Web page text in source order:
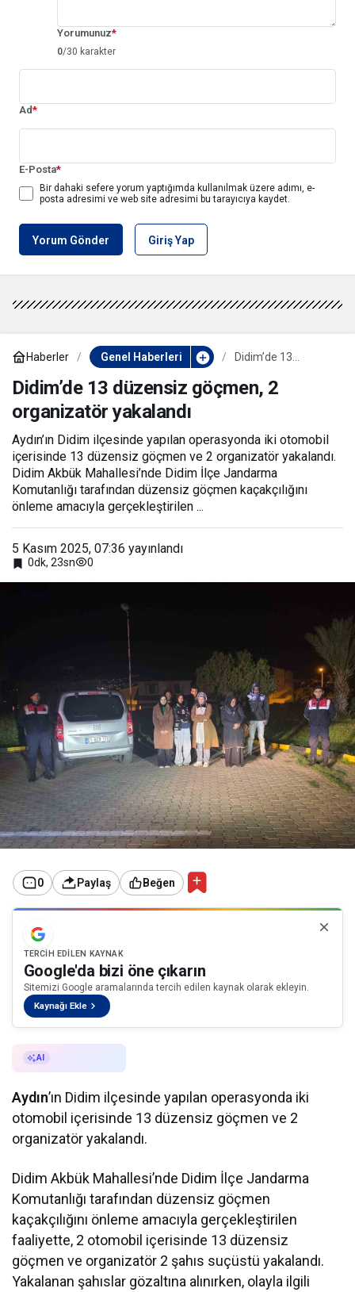
Yorumunuz*
0/30 karakter
Ad*
E-Posta*
Bir dahaki sefere yorum yaptığımda kullanılmak üzere adımı, e-
posta adresimi ve web site adresimi bu tarayıcıya kaydet.
Yorum Gönder Giriş Yap
Haberler Genel Haberleri
Didim’de 13
organizatör
yakalandı
Didim’de 13 düzensiz göçmen, 2
organizatör yakalandı
Aydın’ın Didim ilçesinde yapılan operasyonda iki otomobil
içerisinde 13 düzensiz göçmen ve 2 organizatör yakalandı.
Didim Akbük Mahallesi’nde Didim İlçe Jandarma
Komutanlığı tarafından düzensiz göçmen kaçakçılığını
önleme amacıyla gerçekleştirilen ...
5 Kasım 2025, 07:36 yayınlandı
0dk, 23sn 0
0 Paylaş Beğen
TERCIH EDILEN KAYNAK
Google'da bizi öne çıkarın
Sitemizi Google aramalarında tercih edilen kaynak olarak ekleyin.
Kaynağı Ekle
AI
Aydın’ın Didim ilçesinde yapılan operasyonda iki
otomobil içerisinde 13 düzensiz göçmen ve 2
organizatör yakalandı.
Didim Akbük Mahallesi’nde Didim İlçe Jandarma
Komutanlığı tarafından düzensiz göçmen
kaçakçılığını önleme amacıyla gerçekleştirilen
faaliyette, 2 otomobil içerisinde 13 düzensiz
göçmen ve organizatör 2 şahıs suçüstü yakalandı.
Yakalanan şahıslar gözaltına alınırken, olayla ilgili